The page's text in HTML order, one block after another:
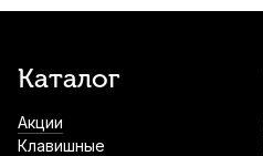
Каталог
Акции
Клавишные